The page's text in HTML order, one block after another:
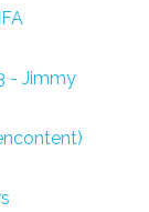
- Jimmy